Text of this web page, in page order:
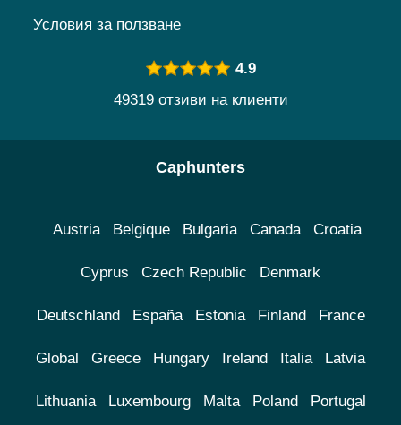
Условия за ползване
4.9
49319 отзиви на клиенти
Caphunters
Austria Belgique Bulgaria Canada Croatia
Cyprus Czech Republic Denmark
Deutschland España Estonia Finland France
Global Greece Hungary Ireland Italia Latvia
Lithuania Luxembourg Malta Poland Portugal